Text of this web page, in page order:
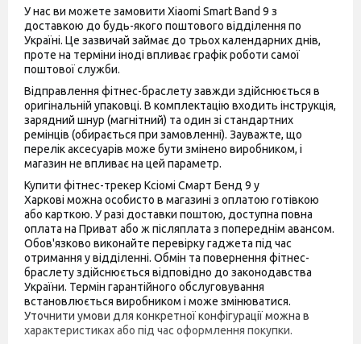
У нас ви можете замовити Xiaomi Smart Band 9 з
доставкою до будь-якого поштового відділення по
Україні. Це зазвичай займає до трьох календарних днів,
проте на терміни іноді впливає графік роботи самої
поштової служби.
Відправлення фітнес-браслету завжди здійснюється в
оригінальній упаковці. В комплектацію входить інструкція,
зарядний шнур (магнітний) та один зі стандартних
ремінців (обирається при замовленні). Зауважте, що
перелік аксесуарів може бути змінено виробником, і
магазин не впливає на цей параметр.
Купити фітнес-трекер Ксіомі Смарт Бенд 9 у
Харкові можна особисто в магазині з оплатою готівкою
або карткою. У разі доставки поштою, доступна повна
оплата на Приват або ж післяплата з попереднім авансом.
Обов'язково виконайте перевірку гаджета під час
отримання у відділенні. Обмін та повернення фітнес-
браслету здійснюється відповідно до законодавства
України. Термін гарантійного обслуговування
встановлюється виробником і може змінюватися.
Уточнити умови для конкретної конфігурації можна в
характеристиках або під час оформлення покупки.